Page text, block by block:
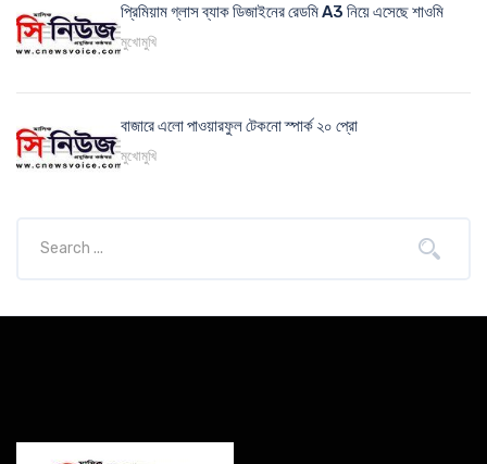
প্রিমিয়াম গ্লাস ব্যাক ডিজাইনের রেডমি A3 নিয়ে এসেছে শাওমি
মুখোমুখি
বাজারে এলো পাওয়ারফুল টেকনো স্পার্ক ২০ প্রো
মুখোমুখি